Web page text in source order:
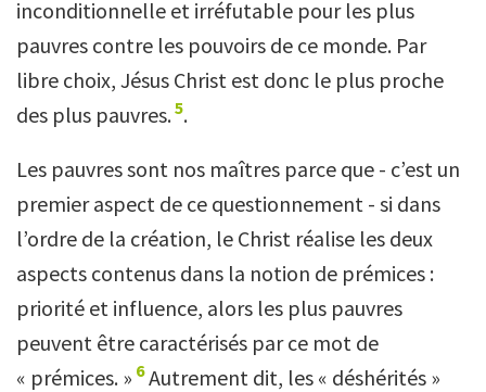
inconditionnelle et irréfutable pour les plus
pauvres contre les pouvoirs de ce monde. Par
libre choix, Jésus Christ est donc le plus proche
des plus pauvres.5.
Les pauvres sont nos maîtres parce que - c’est un
premier aspect de ce questionnement - si dans
l’ordre de la création, le Christ réalise les deux
aspects contenus dans la notion de prémices :
priorité et influence, alors les plus pauvres
peuvent être caractérisés par ce mot de
« prémices. » 6Autrement dit, les « déshérités »